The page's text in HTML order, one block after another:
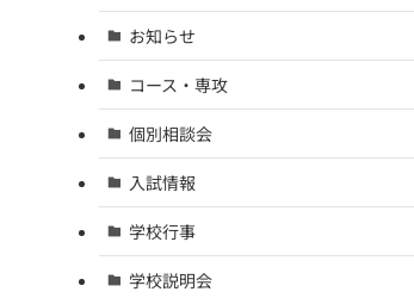
お知らせ
コース・専攻
個別相談会
入試情報
学校行事
学校説明会